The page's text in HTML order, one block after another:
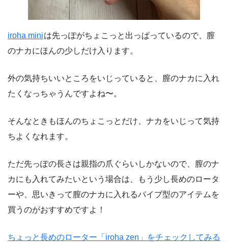
iroha miniは先っぽがちょこっと出っぱっているので、膣
のナカにほんの少しだけ入ります。
外の気持ちいいところをいじっていると、膣のナカに入れ
たくなっちゃうんですよね〜。
そんなときもほんのちょこっとだけ、ナカをいじって気持
ちよくなれます。
ただ先っぽの長さは親指の爪ぐらいしかないので、膣のナ
カにも入れてみたいという場合は、もう少し長めのロータ
ーや、思いきって膣のナカに入れるバイブ型のアイテムを
買うのがおすすめですよ！
ちょっと長めのローター「iroha zen」をチェックしてみる